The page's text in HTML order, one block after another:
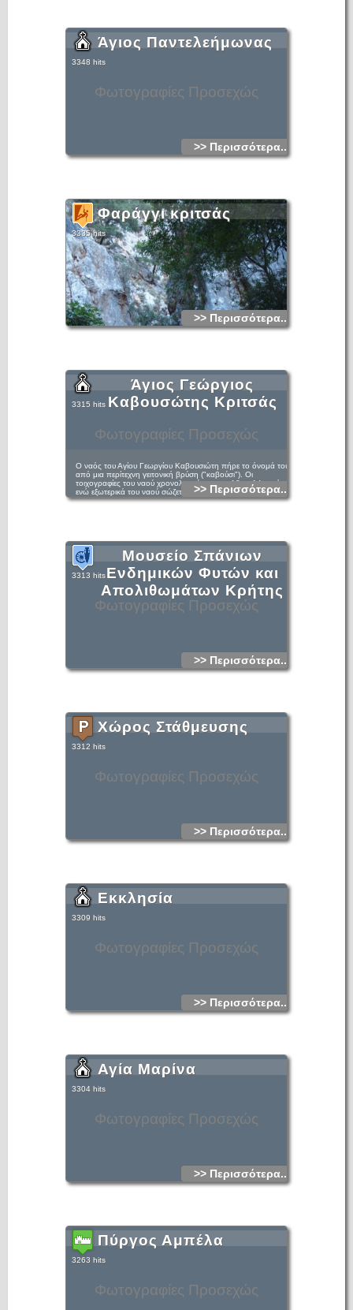
Φωτογραφίες Προσεχώς
Άγιος Παντελεήμωνας
3348 hits
>> Περισσότερα...
Φαράγγι κριτσάς
3335 hits
>> Περισσότερα...
Φωτογραφίες Προσεχώς
Άγιος Γεώργιος
Καβουσώτης Κριτσάς
3315 hits
Ο ναός του Αγίου Γεωργίου Καβουσιώτη πήρε το όνομά του
από μια περίτεχνη γειτονική βρύση ("καβούσι"). Οι
τοιχογραφίες του ναού χρονολογούνται στο 13ο - 14ο αιώνα,
ενώ εξωτερικά του ναού σώζεται τμήμα ταφικού μνημείου.
>> Περισσότερα...
Φωτογραφίες Προσεχώς
Μουσείο Σπάνιων
Ενδημικών Φυτών και
Απολιθωμάτων Κρήτης
3313 hits
>> Περισσότερα...
Φωτογραφίες Προσεχώς
Χώρος Στάθμευσης
3312 hits
>> Περισσότερα...
Φωτογραφίες Προσεχώς
Εκκλησία
3309 hits
>> Περισσότερα...
Φωτογραφίες Προσεχώς
Αγία Μαρίνα
3304 hits
>> Περισσότερα...
Φωτογραφίες Προσεχώς
Πύργος Αμπέλα
3263 hits